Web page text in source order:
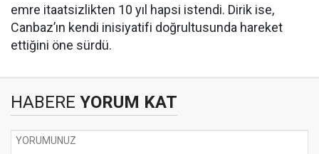
emre itaatsizlikten 10 yıl hapsi istendi. Dirik ise,
Canbaz’ın kendi inisiyatifi doğrultusunda hareket
ettiğini öne sürdü.
HABERE YORUM KAT